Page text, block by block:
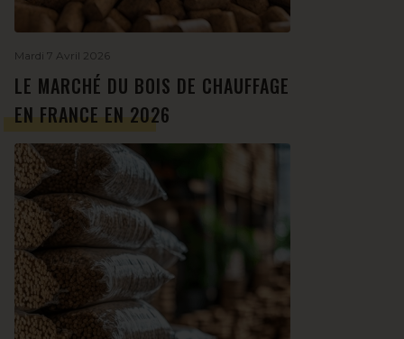
Mardi 7 Avril 2026
LE MARCHÉ DU BOIS DE CHAUFFAGE
EN FRANCE EN 2026